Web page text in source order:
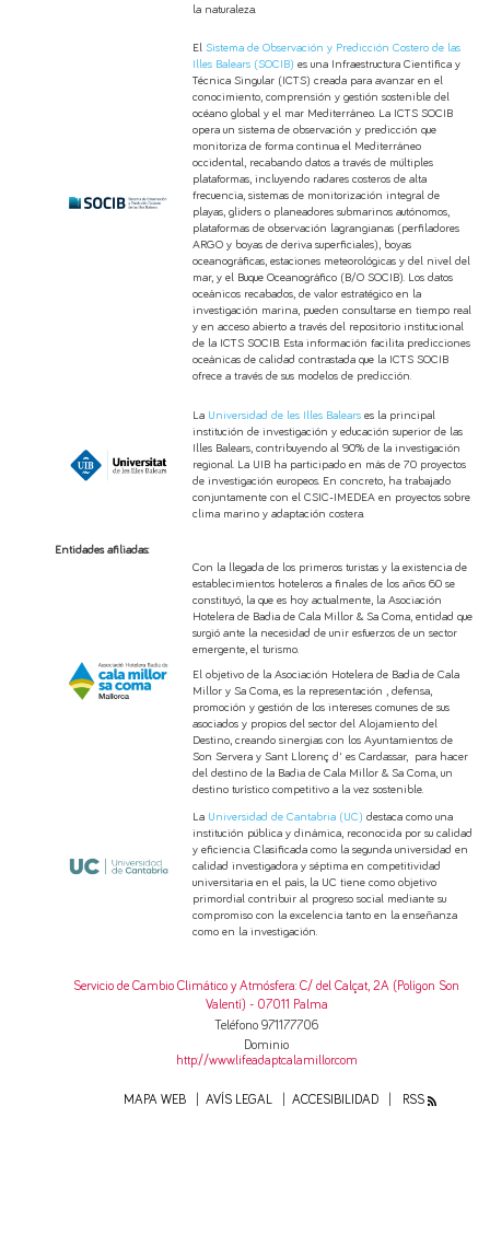
la naturaleza.
ElSistema de Observación y Predicción Costero de las
Illes Balears (SOCIB) es una Infraestructura Científica y
Técnica Singular (ICTS) creada para avanzar en el
conocimiento, comprensión y gestión sostenible del
océano global y el mar Mediterráneo. La ICTS SOCIB
opera un sistema de observación y predicción que
monitoriza de forma continua el Mediterráneo
occidental, recabando datos a través de múltiples
plataformas, incluyendo radares costeros de alta
frecuencia, sistemas de monitorización integral de
playas, gliders o planeadores submarinos autónomos,
plataformas de observación lagrangianas (perfiladores
ARGO y boyas de deriva superficiales), boyas
oceanográficas, estaciones meteorológicas y del nivel del
mar, y el Buque Oceanográfico (B/O SOCIB). Los datos
oceánicos recabados, de valor estratégico en la
investigación marina, pueden consultarse en tiempo real
y en acceso abierto a través del repositorio institucional
de la ICTS SOCIB. Esta información facilita predicciones
oceánicas de calidad contrastada que la ICTS SOCIB
ofrece a través de sus modelos de predicción.
La Universidad de les Illes Balears es la principal
institución de investigación y educación superior de las
Illes Balears, contribuyendo al 90% de la investigación
regional. La UIB ha participado en más de 70 proyectos
de investigación europeos. En concreto, ha trabajado
conjuntamente con el CSIC-IMEDEA en proyectos sobre
clima marino y adaptación costera.
Entidades afiliadas:
Con la llegada de los primeros turistas y la existencia de
establecimientos hoteleros a finales de los años 60 se
constituyó, la que es hoy actualmente, la Asociación
Hotelera de Badia de Cala Millor & Sa Coma, entidad que
surgió ante la necesidad de unir esfuerzos de un sector
emergente, el turismo.
El objetivo de la Asociación Hotelera de Badia de Cala
Millor y Sa Coma, es la representación , defensa,
promoción y gestión de los intereses comunes de sus
asociados y propios del sector del Alojamiento del
Destino, creando sinergias con los Ayuntamientos de
Son Servera y Sant Llorenç d' es Cardassar, para hacer
del destino de la Badia de Cala Millor & Sa Coma, un
destino turístico competitivo a la vez sostenible.
La Universidad de Cantabria (UC) destaca como una
institución pública y dinámica, reconocida por su calidad
y eficiencia. Clasificada como la segunda universidad en
calidad investigadora y séptima en competitividad
universitaria en el país, la UC tiene como objetivo
primordial contribuir al progreso social mediante su
compromiso con la excelencia tanto en la enseñanza
como en la investigación.
Servicio de Cambio Climático y Atmósfera: C/ del Calçat, 2A (Polígon Son
Valentí) - 07011 Palma
Teléfono 971177706
Dominio
http://www.lifeadaptcalamillor.com
MAPA WEB AVÍS LEGAL ACCESIBILIDAD RSS